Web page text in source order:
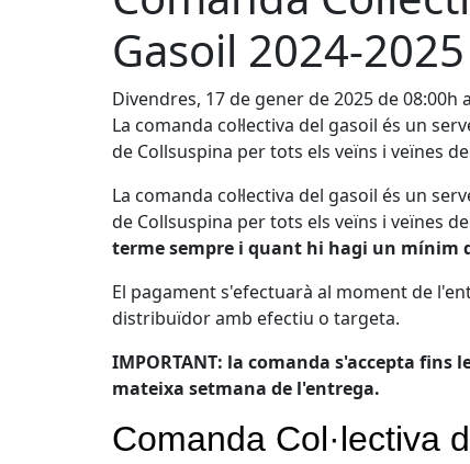
Gasoil 2024-2025
Divendres, 17 de gener de 2025 de 08:00h
La comanda col·lectiva del gasoil és un
de Collsuspina per tots els veïns i veïnes
La comanda col·lectiva del gasoil és un
de Collsuspina per tots els veïns i veïnes
terme sempre i quant hi hagi un mínim
El pagament s'efectuarà al moment de
distribuïdor amb efectiu o targeta.
IMPORTANT: la comanda s'accepta fins
mateixa setmana de l'entrega.